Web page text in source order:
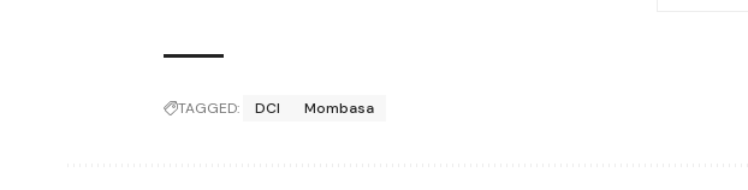
TAGGED: DCI Mombasa